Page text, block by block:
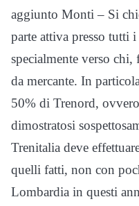
aggiunto Monti – Si
parte attiva presso tutti
specialmente verso
da mercante. In
50% di Trenord,
dimostratosi
Trenitalia deve
quelli fatti, non con
Lombardia in questi